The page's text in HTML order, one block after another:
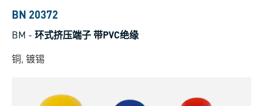
BN 20372
BM - 环式挤压端子 带PVC绝缘
铜, 镀锡